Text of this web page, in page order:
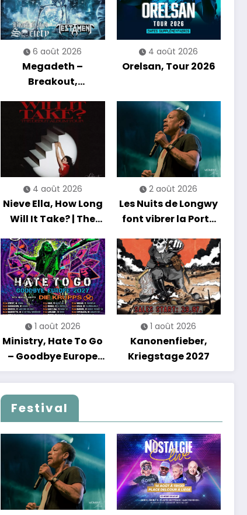
6 août 2026
Megadeth –
Breakout,
Nations Europe Tour
2027
4 août 2026
Orelsan, Tour 2026
4 août 2026
Nieve Ella, How Long
Will It Take? | The
2 août 2026
Les Nuits de Longwy
font vibrer la Porte
soirée entre
découvertes et
énergie reggae
1 août 2026
Ministry, Hate To Go
– Goodbye Europe
2027
1 août 2026
Kanonenfieber,
Kriegstage 2027
Festival